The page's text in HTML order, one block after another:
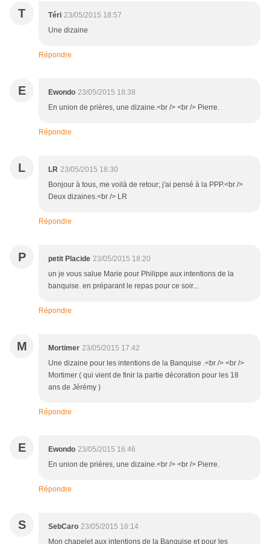
T Téri 23/05/2015 18:57
Une dizaine
Répondre
E Ewondo 23/05/2015 18:38
En union de prières, une dizaine.<br /> <br /> Pierre.
Répondre
L LR 23/05/2015 18:30
Bonjour à tous, me voilà de retour; j'ai pensé à la PPP.<br />
Deux dizaines.<br /> LR
Répondre
P petit Placide 23/05/2015 18:20
un je vous salue Marie pour Philippe aux intentions de la
banquise. en préparant le repas pour ce soir...
Répondre
M Mortimer 23/05/2015 17:42
Une dizaine pour les intentions de la Banquise .<br /> <br />
Mortimer ( qui vient de finir la partie décoration pour les 18
ans de Jérémy )
Répondre
E Ewondo 23/05/2015 16:46
En union de prières, une dizaine.<br /> <br /> Pierre.
Répondre
S SebCaro 23/05/2015 16:14
Mon chapelet aux intentions de la Banquise et pour les